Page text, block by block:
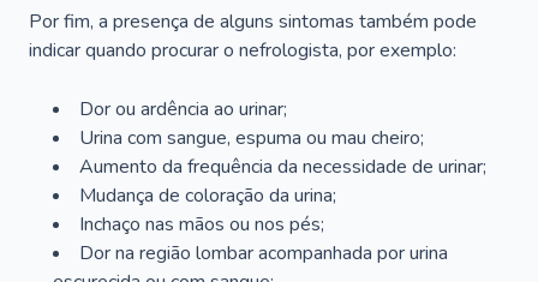
Por fim, a presença de alguns sintomas também pode
indicar quando procurar o nefrologista, por exemplo:
Dor ou ardência ao urinar;
Urina com sangue, espuma ou mau cheiro;
Aumento da frequência da necessidade de urinar;
Mudança de coloração da urina;
Inchaço nas mãos ou nos pés;
Dor na região lombar acompanhada por urina